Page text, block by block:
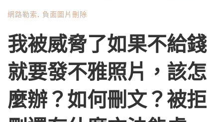
網路勒索, 負面圖片刪除
我被威脅了如果不給錢
就要發不雅照片，該怎
麼辦？如何刪文？被拒